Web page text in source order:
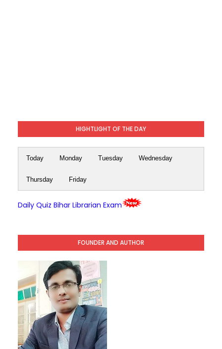
HIGHTLIGHT OF THE DAY
Today Monday Tuesday Wednesday
Thursday Friday
Daily Quiz Bihar Librarian Exam
FOUNDER AND AUTHOR